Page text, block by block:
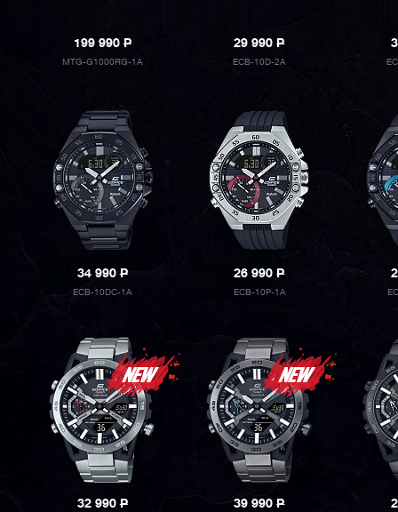
199 990P
MTG-G1000RG-1A
29 990P
ECB-10D-2A
34 990P
ECB-10DC-1A
26 990P
ECB-10P-1A
32 990P 39 990P